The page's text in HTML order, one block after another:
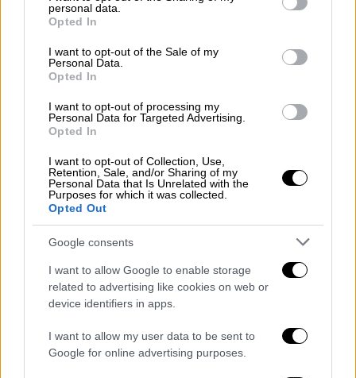
grant or deny consent to Google and its third-party tags to
use your data for below specified purposes in below Google
consent section.
personal data.
Opted In
I want to opt-out of the Sale of my
Personal Data.
Opted In
I want to opt-out of processing my
Personal Data for Targeted Advertising.
Opted In
I want to opt-out of Collection, Use,
Retention, Sale, and/or Sharing of my
Personal Data that Is Unrelated with the
Purposes for which it was collected.
Opted Out
Google consents
I want to allow Google to enable storage
related to advertising like cookies on web or
device identifiers in apps.
I want to allow my user data to be sent to
Google for online advertising purposes.
Πολιτείες Αμερικής
, που διακήρυξε την
χώρα έγινε η πρώτη ανεξάρτητη δημοκρατία
Αφροαμερικανών και το μόνο κράτος που
γεννήθηκε έπειτα από επιτυχημένη
επανάσταση των δούλων. Μέχρι και το 1820
οι διαμάχες στην Αϊτή τόσο με τους Γάλλους
και τους Ισπανούς όσο και για την ανάληψη
της εξουσίας δεν είχαν σταματήσει.
Μέχρι που τελικά ανέβηκε στην εξουσία ο
μιγάς Ζαν Πιερ Μπουαγέ, ο οποίος συνέβαλε
και στην ολοκληρωτική επιτυχία της
επανάστασης στη χώρα του.
Με τις θερμότερες ευχές του
Η Αϊτή παρέμενε φτωχή και μόλις είχε
αρχίσει να ανακάμπτει από τις συνεχείς